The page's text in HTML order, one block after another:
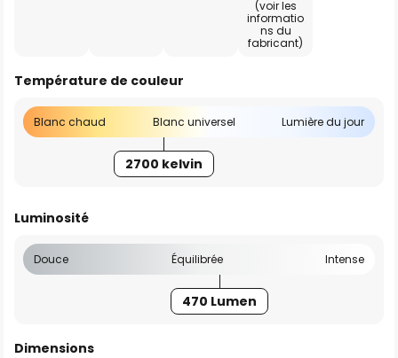
(voir les
informatio
ns du
fabricant)
Température de couleur
Blanc chaud Blanc universel Lumière du jour
2700 kelvin
Luminosité
Douce Équilibrée Intense
470 Lumen
Dimensions